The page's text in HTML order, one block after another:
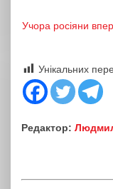
Учора росіяни
Унікальних
Редактор: